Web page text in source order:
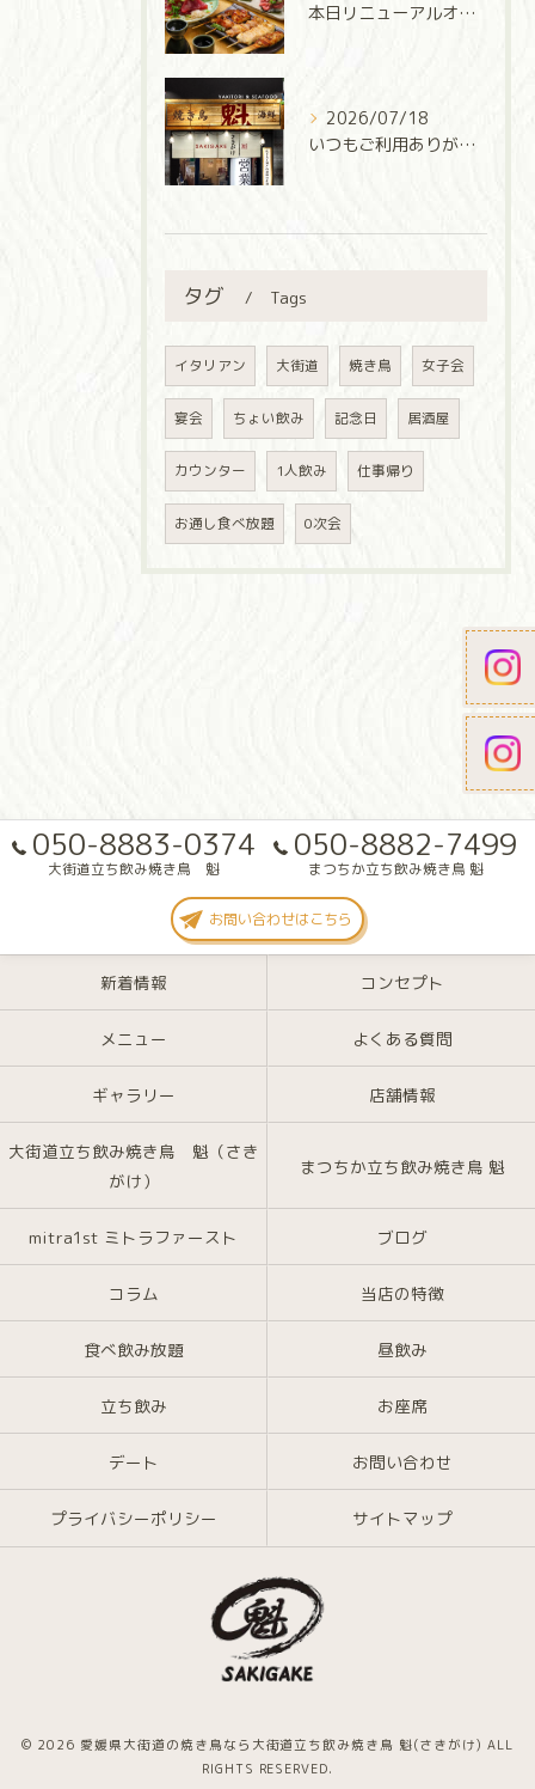
本日リニューアルオープン‼️
2026/07/18
いつもご利用ありがとうございます✨
タグ Tags
イタリアン 大街道 焼き鳥 女子会
宴会 ちょい飲み 記念日 居酒屋
カウンター 1人飲み 仕事帰り
お通し食べ放題 0次会
050-8883-0374
大街道立ち飲み焼き鳥 魁
050-8882-7499
まつちか立ち飲み焼き鳥 魁
お問い合わせはこちら
新着情報 コンセプト
メニュー よくある質問
ギャラリー 店舗情報
大街道立ち飲み焼き鳥 魁（さき
がけ）
まつちか立ち飲み焼き鳥 魁
mitra1st ミトラファースト ブログ
コラム 当店の特徴
食べ飲み放題 昼飲み
立ち飲み お座席
デート お問い合わせ
プライバシーポリシー サイトマップ
© 2026 愛媛県大街道の焼き鳥なら大街道立ち飲み焼き鳥 魁(さきがけ) ALL
RIGHTS RESERVED.